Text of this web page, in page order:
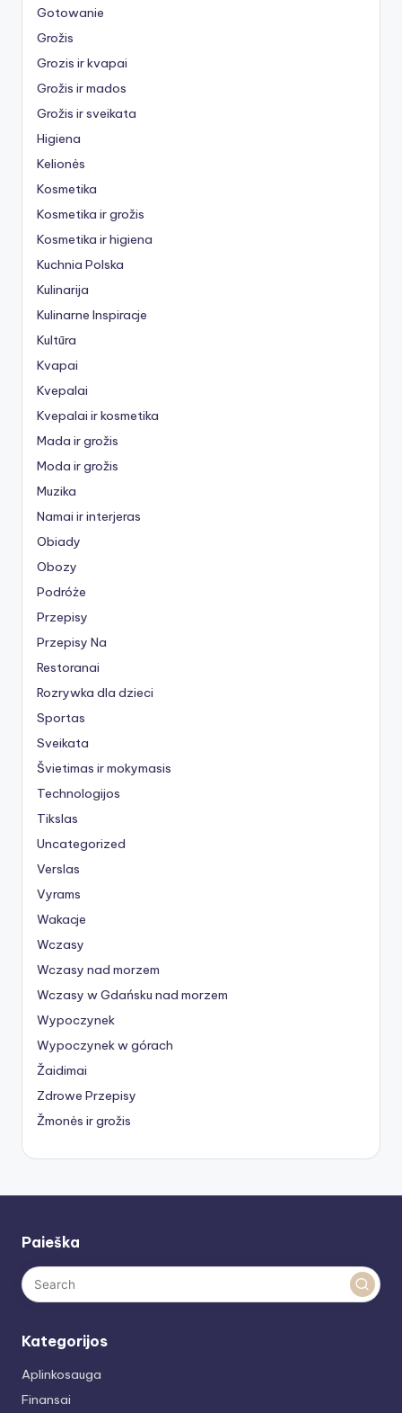
Gotowanie
Grožis
Grozis ir kvapai
Grožis ir mados
Grožis ir sveikata
Higiena
Kelionės
Kosmetika
Kosmetika ir grožis
Kosmetika ir higiena
Kuchnia Polska
Kulinarija
Kulinarne Inspiracje
Kultūra
Kvapai
Kvepalai
Kvepalai ir kosmetika
Mada ir grožis
Moda ir grožis
Muzika
Namai ir interjeras
Obiady
Obozy
Podróże
Przepisy
Przepisy Na
Restoranai
Rozrywka dla dzieci
Sportas
Sveikata
Švietimas ir mokymasis
Technologijos
Tikslas
Uncategorized
Verslas
Vyrams
Wakacje
Wczasy
Wczasy nad morzem
Wczasy w Gdańsku nad morzem
Wypoczynek
Wypoczynek w górach
Žaidimai
Zdrowe Przepisy
Žmonės ir grožis
Paieška
Kategorijos
Aplinkosauga
Finansai